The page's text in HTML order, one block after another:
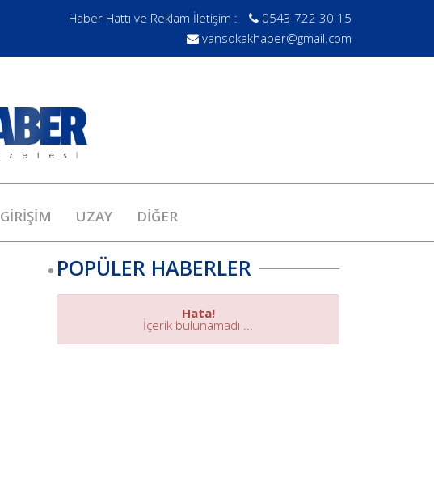
Haber Hattı ve Reklam İletişim :
0543 722 30 15
vansokakhaber@gmail.com
GİRİŞİM UZAY DİĞER
POPÜLER HABERLER
Hata!
İçerik bulunamadı ...